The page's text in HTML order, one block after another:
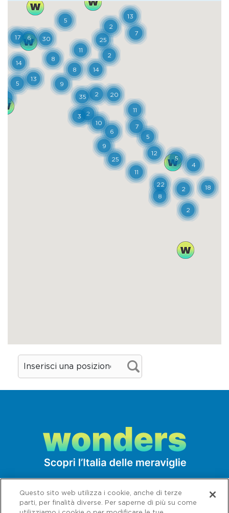
Questo sito web utilizza i cookie, anche di terze
parti, per finalità diverse. Per saperne di più su come